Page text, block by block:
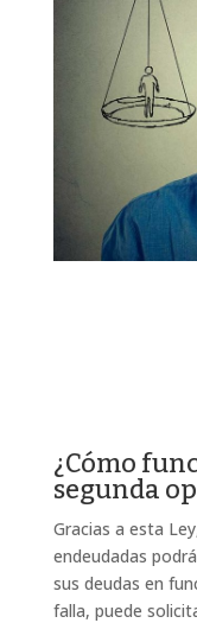
¿Cómo
segunda
Gracias a esta
endeudadas
sus deudas en
falla, puede